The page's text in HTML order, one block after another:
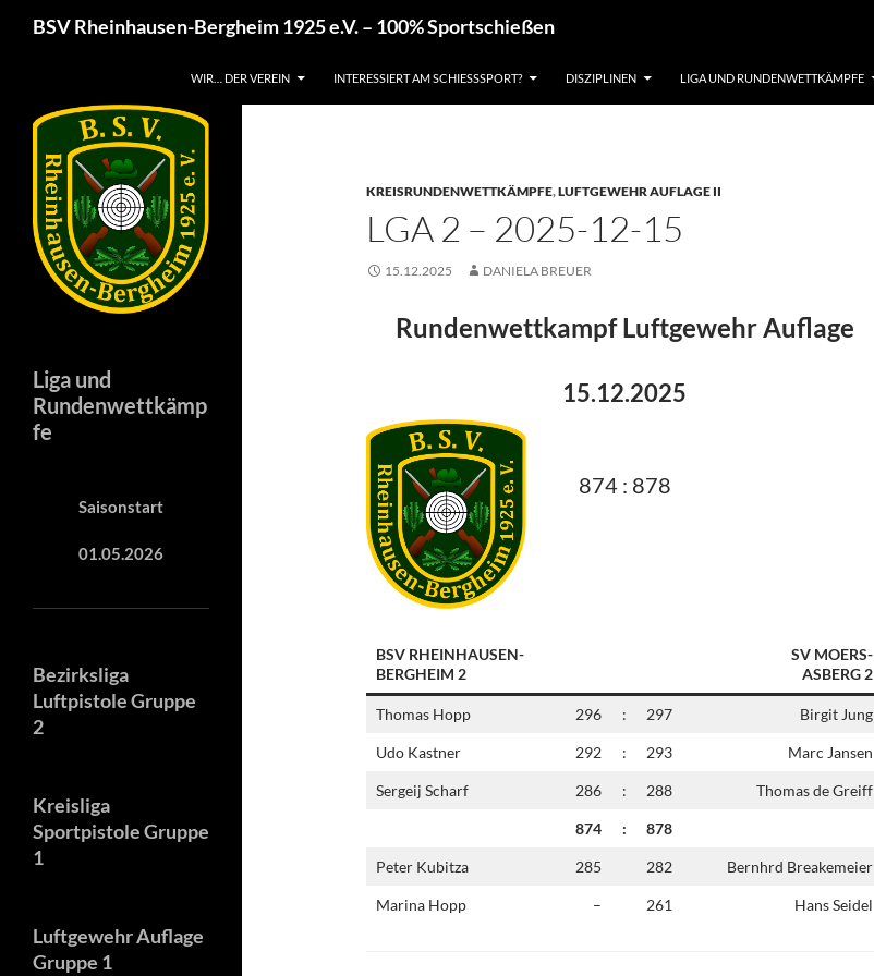
InhaltBSV Rheinhausen-Bergheim 1925 e.V. – 100% Sportschießen
WIR… DER VEREIN INTERESSIERT AM SCHIESSSPORT? DISZIPLINEN LIGA UND RUNDENWETTKÄMPFE
KREISRUNDENWETTKÄMPFE,LUFTGEWEHR AUFLAGE II
LGA 2 – 2025-12-15
15.12.2025 DANIELA BREUER
Rundenwettkampf Luftgewehr Auflage
15.12.2025
874 : 878
BSV RHEINHAUSEN-
BERGHEIM 2
SV MOERS-
ASBERG 2
Thomas Hopp 296 : 297 Birgit Jung
Udo Kastner 292 : 293 Marc Jansen
Sergeij Scharf 286 : 288 Thomas de Greiff
874 : 878
Peter Kubitza 285 282 Bernhrd Breakemeier
Marina Hopp – 261 Hans Seidel
Liga und
Rundenwettkämp
fe
Saisonstart
01.05.2026
Bezirksliga
Luftpistole Gruppe
2
Kreisliga
Sportpistole Gruppe
1
Luftgewehr Auflage
Gruppe 1